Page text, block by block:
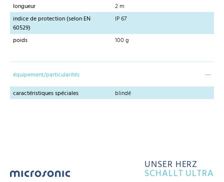
longueur
2 m
indice de protection (selon EN
60529)
IP 67
poids 100 g
équipement/particularités
caractéristiques spéciales
blindé
UNSER HERZ
SCHALLT ULTRA